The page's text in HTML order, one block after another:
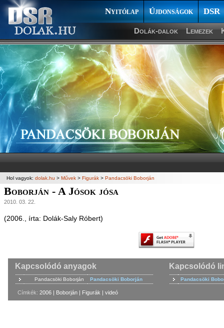
Nyitólap Újdonságok DSR
Dolák-dalok Lemezek
Hol vagyok: dolak.hu > Művek > Figurák > Pandacsöki Boborján
Boborján - A Jósok jósa
2010. 03. 22.
(2006., írta: Dolák-Saly Róbert)
Kapcsolódó anyagok
Pandacsöki Boborján Pandacsöki Boborján
Kapcsolódó
Pandacsöki
Címkék: 2006 | Boborján | Figurák |videó